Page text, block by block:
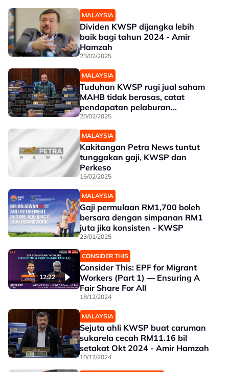
MALAYSIA
Dividen KWSP dijangka lebih
baik bagi tahun 2024 - Amir
Hamzah
23/02/2025
MALAYSIA
Tuduhan KWSP rugi jual saham
MAHB tidak berasas, catat
pendapatan pelaburan
RM63.48b
20/02/2025
MALAYSIA
Kakitangan Petra News tuntut
tunggakan gaji, KWSP dan
Perkeso
15/02/2025
MALAYSIA
Gaji permulaan RM1,700 boleh
bersara dengan simpanan RM1
juta jika konsisten - KWSP
23/01/2025
12:22
CONSIDER THIS
Consider This: EPF for Migrant
Workers (Part 1) — Ensuring A
Fair Share For All
18/12/2024
MALAYSIA
Sejuta ahli KWSP buat caruman
sukarela cecah RM11.16 bil
setakat Okt 2024 - Amir Hamzah
10/12/2024